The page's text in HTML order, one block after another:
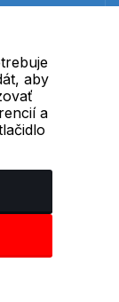
|Spracovanie
aby
a